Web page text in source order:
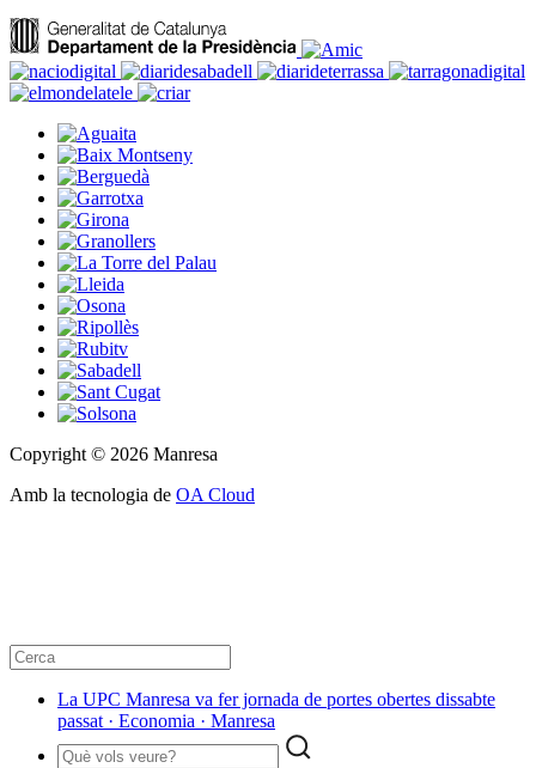
Copyright © 2026 Manresa
Amb la tecnologia de OA Cloud
La UPC Manresa va fer jornada de portes obertes dissabte
passat · Economia · Manresa